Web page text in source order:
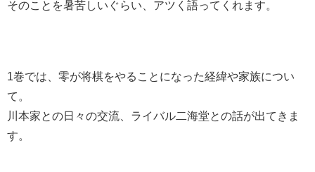
そのことを暑苦しいぐらい、アツく語ってくれます。
1巻では、零が将棋をやることになった経緯や家族につい
て。
川本家との日々の交流、ライバル二海堂との話が出てきま
す。